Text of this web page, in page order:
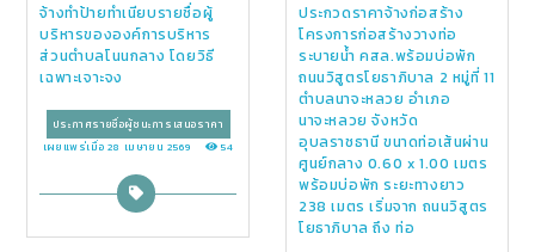
จ้างทำป้ายทำเนียบรายชื่อผู้
บริหารขององค์การบริหาร
ส่วนตำบลโนนกลาง โดยวิธี
เฉพาะเจาะจง
ประกาศรายชื่อผู้ชนะการเสนอราคา
เผยแพร่เมื่อ 28 เมษายน 2569
54
ประกวดราคาจ้างก่อสร้าง
โครงการก่อสร้างวางท่อ
ระบายน้ำ คสล.พร้อมบ่อพัก
ถนนวิสูตรโยธาภิบาล 2 หมู่ที่ 11
ตำบลนาจะหลวย อำเภอ
นาจะหลวย จังหวัด
อุบลราชธานี ขนาดท่อเส้นผ่าน
ศูนย์กลาง 0.60 x 1.00 เมตร
พร้อมบ่อพัก ระยะทางยาว
238 เมตร เริ่มจาก ถนนวิสูตร
โยธาภิบาล ถึง ท่อ